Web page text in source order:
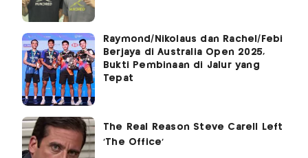
Raymond/Nikolaus dan Rachel/Febi
Berjaya di Australia Open 2025,
Bukti Pembinaan di Jalur yang
Tepat